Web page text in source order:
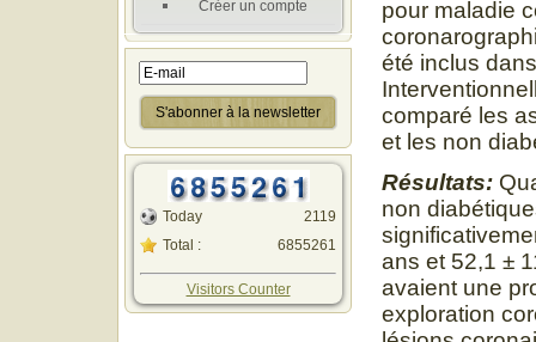
Créer un compte
Today
Total :
2119
6855261
Visitors Counter
pour maladie
été inclus
comparé les
et les non
Résultats:
non
ans et 52,1 ±
avaient une
exploration